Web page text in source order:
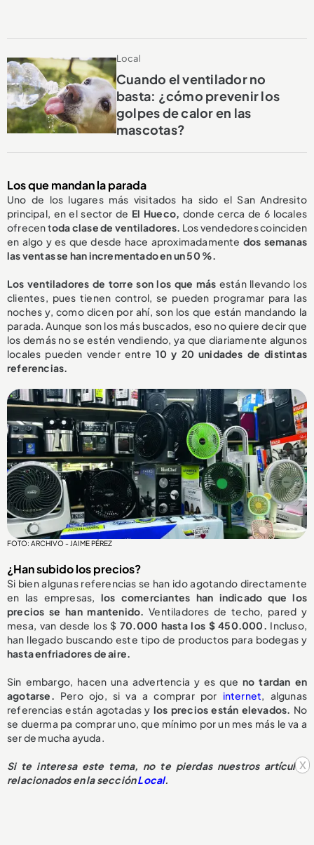
x
Local
Cuando el ventilador no
basta: ¿cómo prevenir los
golpes de calor en las
mascotas?
Los que mandan la parada
Uno de los lugares más visitados ha sido el San Andresito
principal, en el sector de El Hueco, donde cerca de 6 locales
ofrecen toda clase de ventiladores. Los vendedores coinciden
en algo y es que desde hace aproximadamente dos semanas
las ventas se han incrementado en un 50 %.
Los ventiladores de torre son los que más están llevando los
clientes, pues tienen control, se pueden programar para las
noches y, como dicen por ahí, son los que están mandando la
parada. Aunque son los más buscados, eso no quiere decir que
los demás no se estén vendiendo, ya que diariamente algunos
locales pueden vender entre 10 y 20 unidades de distintas
referencias.
FOTO: ARCHIVO - JAIME PÉREZ
¿Han subido los precios?
Si bien algunas referencias se han ido agotando directamente
en las empresas, los comerciantes han indicado que los
precios se han mantenido.Ventiladores de techo, pared y
mesa, van desde los $70.000 hasta los $ 450.000. Incluso,
han llegado buscando este tipo de productos para bodegas y
hasta enfriadores de aire.
Sin embargo, hacen una advertencia y es que no tardan en
agotarse. Pero ojo, si va a comprar por internet, algunas
referencias están agotadas y los precios están elevados. No
se duerma pa comprar uno, que mínimo por un mes más le va a
ser de mucha ayuda.
Si te interesa este tema, no te pierdas nuestros artículos
relacionados en la secciónLocal.